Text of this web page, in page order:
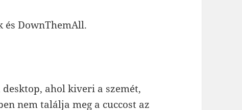
és DownThemAll.
ahol kiveri a szemét,
nem találja meg a cuccost az